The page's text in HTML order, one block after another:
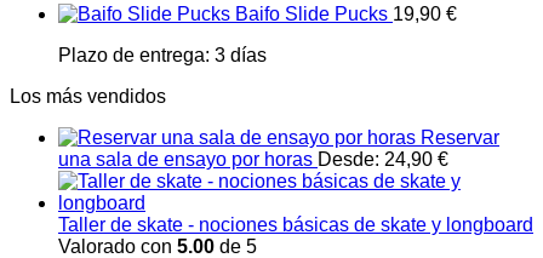
Baifo Slide Pucks 19,90 €
Plazo de entrega: 3 días
Los más vendidos
Reservar
una sala de ensayo por horas Desde: 24,90 €
Taller de skate - nociones básicas de skate y longboard
Valorado con 5.00 de 5